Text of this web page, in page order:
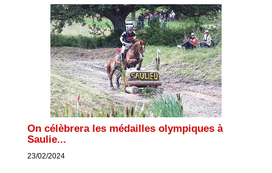
On célèbrera les médailles olympiques à
Saulie...
23/02/2024